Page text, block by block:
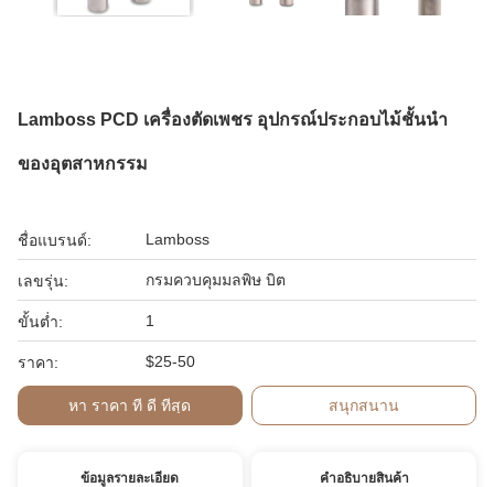
Lamboss PCD เครื่องตัดเพชร อุปกรณ์ประกอบไม้ชั้นนํา
ของอุตสาหกรรม
ชื่อแบรนด์: Lamboss
เลขรุ่น: กรมควบคุมมลพิษ บิต
ขั้นต่ำ: 1
ราคา: $25-50
หา ราคา ที่ ดี ที่สุด สนุกสนาน
ข้อมูลรายละเอียด คําอธิบายสินค้า